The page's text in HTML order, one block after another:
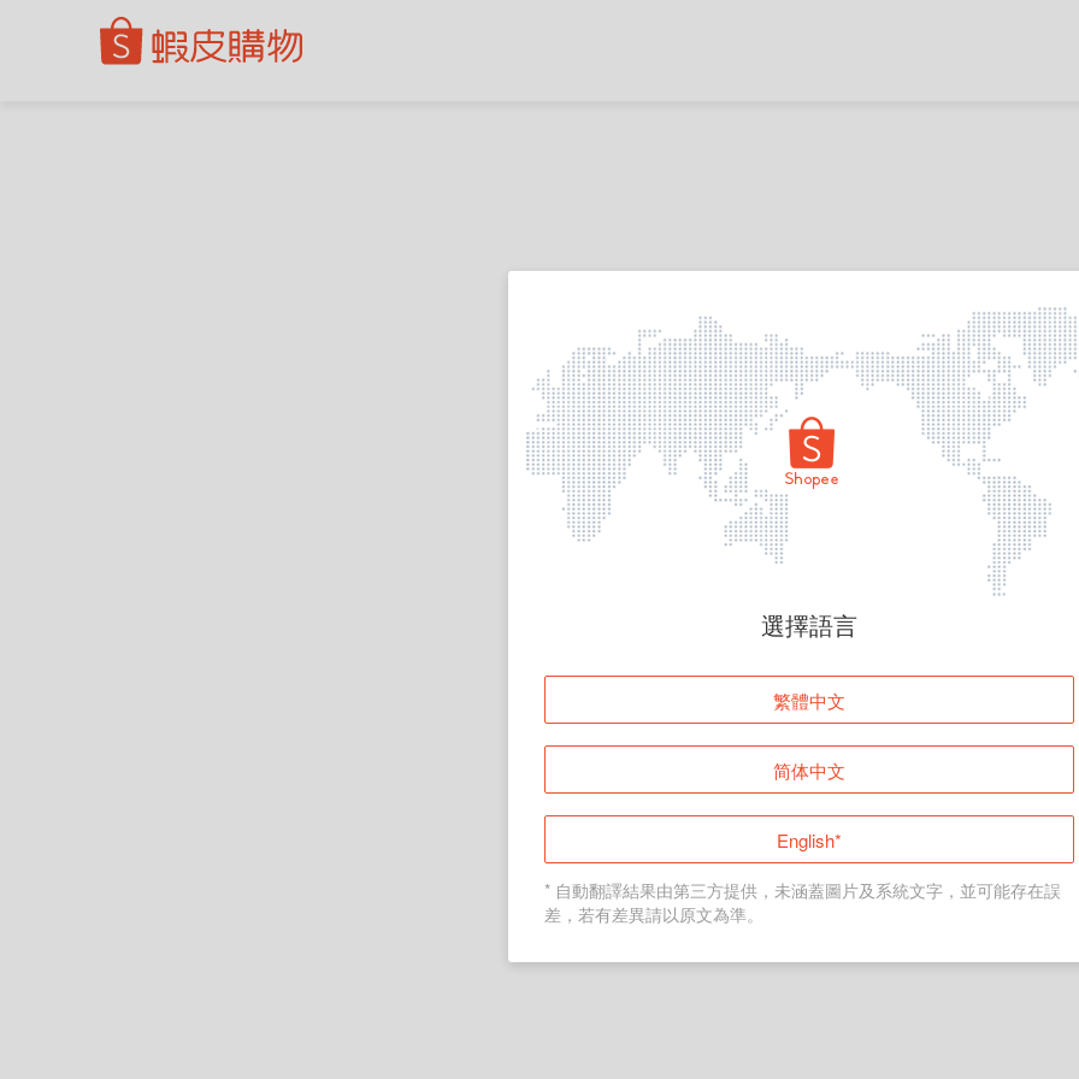
頁面無法顯示
登入
返回首頁
選擇語言
繁體中文
简体中文
English*
* 自動翻譯結果由第三方提供，未涵蓋圖片及系統文字，並可能存在誤
差，若有差異請以原文為準。